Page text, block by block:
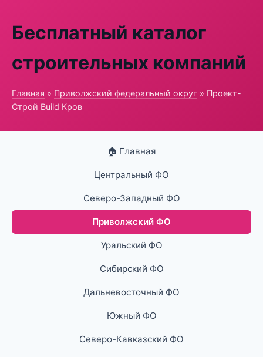
Бесплатный каталог
строительных компаний
Главная » Приволжский федеральный округ » Проект-
Строй Build Кров
🏠 Главная
Центральный ФО
Северо-Западный ФО
Приволжский ФО
Уральский ФО
Сибирский ФО
Дальневосточный ФО
Южный ФО
Северо-Кавказский ФО